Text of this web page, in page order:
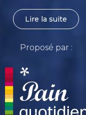
Lire la suite
Proposé par :